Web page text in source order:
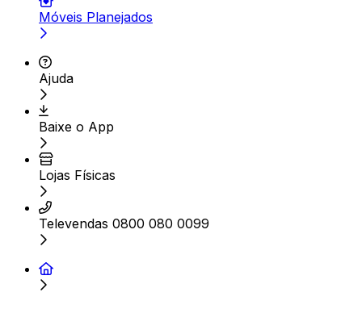
Móveis Planejados
Ajuda
Baixe o App
Lojas Físicas
Televendas 0800 080 0099